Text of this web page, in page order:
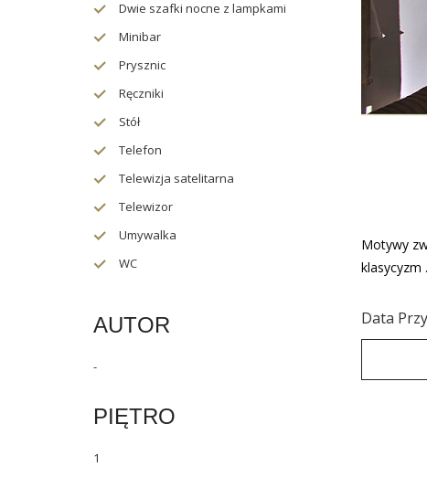
Dwie szafki nocne z lampkami
Minibar
Prysznic
Ręczniki
Stół
Telefon
Telewizja satelitarna
Telewizor
Umywalka
WC
AUTOR
-
PIĘTRO
1
Motywy
Data